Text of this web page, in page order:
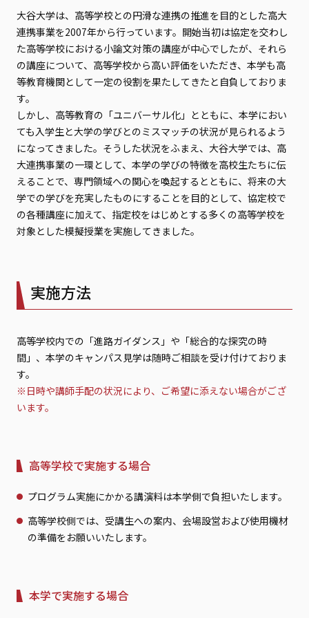
大谷大学は、高等学校との円滑な連携の推進を目的とした高大
連携事業を2007年から行っています。開始当初は協定を交わし
た高等学校における小論文対策の講座が中心でしたが、それら
の講座について、高等学校から高い評価をいただき、本学も高
等教育機関として一定の役割を果たしてきたと自負しておりま
す。
しかし、高等教育の「ユニバーサル化」とともに、本学におい
ても入学生と大学の学びとのミスマッチの状況が見られるよう
になってきました。そうした状況をふまえ、大谷大学では、高
大連携事業の一環として、本学の学びの特徴を高校生たちに伝
えることで、専門領域への関心を喚起するとともに、将来の大
学での学びを充実したものにすることを目的として、協定校で
の各種講座に加えて、指定校をはじめとする多くの高等学校を
対象とした模擬授業を実施してきました。
実施方法
高等学校内での「進路ガイダンス」や「総合的な探究の時
間」、本学のキャンパス見学は随時ご相談を受け付けておりま
す。
※日時や講師手配の状況により、ご希望に添えない場合がござ
います。
高等学校で実施する場合
プログラム実施にかかる講演料は本学側で負担いたします。
高等学校側では、受講生への案内、会場設営および使用機材
の準備をお願いいたします。
本学で実施する場合